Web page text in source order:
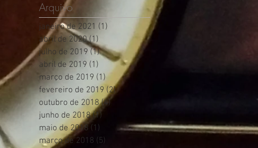
Arquivo
janeiro de 2021 (1)
abril de 2020 (1)
julho de 2019 (1)1 post
abril de 2019 (1) 1 post
março de 2019 (1)1 post
fevereiro de 2019 (2)2 posts
outubro de 2018 (4)
junho de 2018 (1)
maio de 2018 (1) 1 post
março de 2018 (5)